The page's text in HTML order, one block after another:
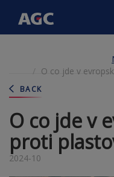
O co jde v
BACK
O co jde v
proti
2024-10